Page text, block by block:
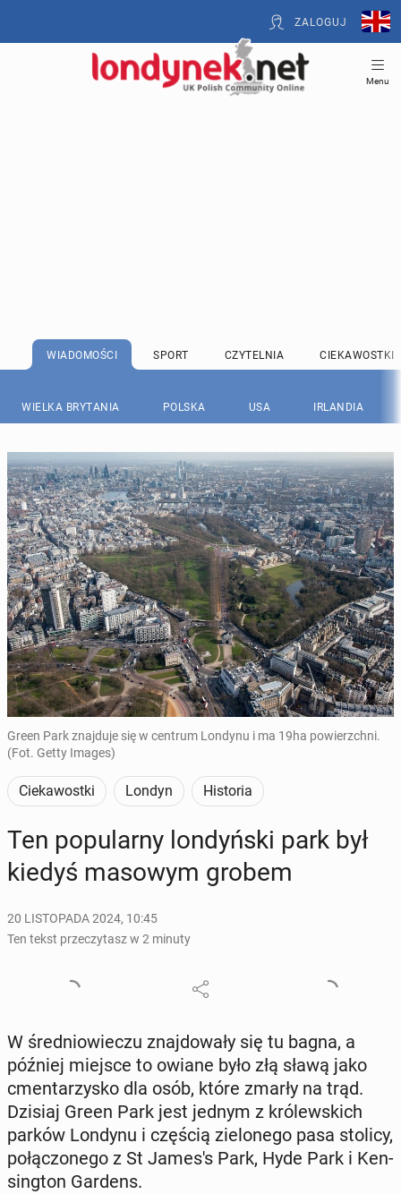
ZALOGUJ
Menu
WIADOMOŚCI SPORT CZYTELNIA CIEKAWOSTKI
WIELKA BRYTANIA POLSKA USA IRLANDIA
Green Park znajduje się w centrum Londynu i ma 19ha powierzchni.
(Fot. Getty Images)
Ciekawostki Londyn Historia
Ten po­pu­lar­ny lon­dyń­ski park był
kiedyś masowym grobem
20 LISTOPADA 2024, 10:45
Ten tekst przeczytasz w 2 minuty
W śre­dnio­wie­czu znaj­do­wa­ły się tu bagna, a
później miejsce to owiane było złą sławą jako
cmen­ta­rzy­sko dla osób, które zmarły na trąd.
Dzisiaj Green Park jest jednym z kró­lew­skich
parków Londynu i częścią zie­lo­ne­go pasa stolicy,
po­łą­czo­ne­go z St James's Park, Hyde Park i Ken­
sing­ton Gardens.